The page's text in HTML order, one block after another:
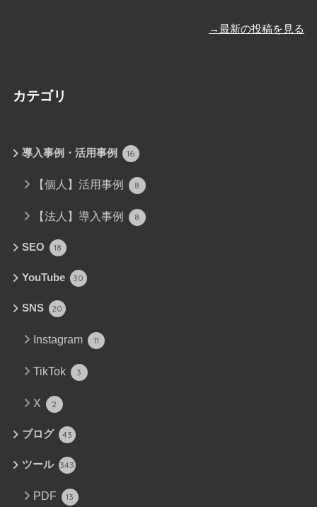
→最新の投稿を見る
カテゴリ
導入事例・活用事例 16
【個人】活用事例 8
【法人】導入事例 8
SEO 18
YouTube 30
SNS 20
Instagram 11
TikTok 3
X 2
ブログ 43
ツール 343
PDF 13